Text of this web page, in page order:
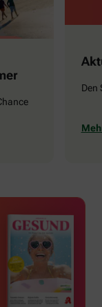
Den